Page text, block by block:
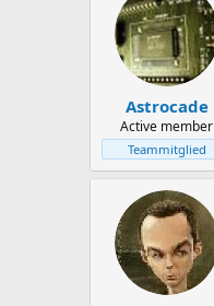
Astrocade
Active member
Teammitglied